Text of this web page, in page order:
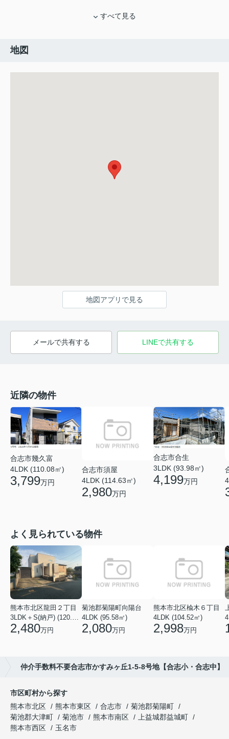
すべて見る
地図
地図アプリで見る
メールで共有する LINEで共有する
近隣の物件
合志市幾久富
4LDK (110.08㎡)
3,799万円
合志市須屋
4LDK (114.63㎡)
2,980万円
合志市合生
3LDK (93.98㎡)
4,199万円
よく見られている物件
熊本市北区龍田２丁目
3LDK＋S(納戸) (120.48㎡)
2,480万円
菊池郡菊陽町向陽台
4LDK (95.58㎡)
2,080万円
熊本市北区楡木６丁目
4LDK (104.52㎡)
2,998万円
仲介手数料不要合志市かすみヶ丘1-5-8号地【合志小・合志中】
市区町村から探す
熊本市北区
熊本市東区 合志市
菊池郡菊陽町
菊池郡大津町
菊池市 熊本市南区
上益城郡益城町
熊本市西区
玉名市